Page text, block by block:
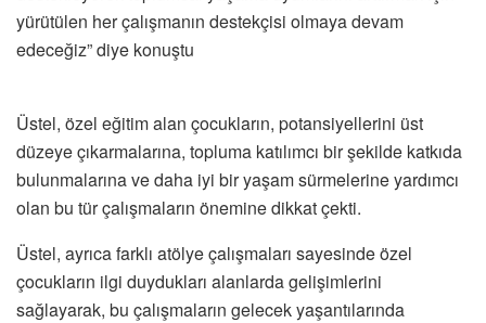
yürütülen her çalışmanın destekçisi olmaya devam
edeceğiz” diye konuştu
Üstel, özel eğitim alan çocukların, potansiyellerini üst
düzeye çıkarmalarına, topluma katılımcı bir şekilde katkıda
bulunmalarına ve daha iyi bir yaşam sürmelerine yardımcı
olan bu tür çalışmaların önemine dikkat çekti.
Üstel, ayrıca farklı atölye çalışmaları sayesinde özel
çocukların ilgi duydukları alanlarda gelişimlerini
sağlayarak, bu çalışmaların gelecek yaşantılarında